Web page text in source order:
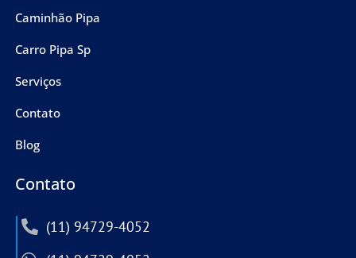
Caminhão Pipa
Carro Pipa Sp
Serviços
Contato
Blog
Contato
(11) 94729-4052